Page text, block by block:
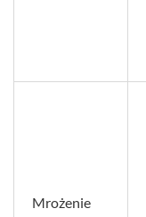
Mrożenie